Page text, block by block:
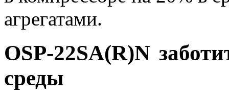
агрегатами.
OSP-22SA(R)N
среды